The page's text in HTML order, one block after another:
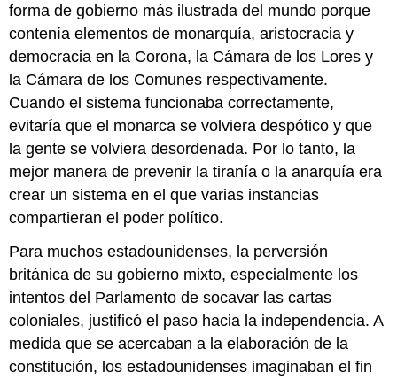
forma de gobierno más ilustrada del mundo porque
contenía elementos de monarquía, aristocracia y
democracia en la Corona, la Cámara de los Lores y
la Cámara de los Comunes respectivamente.
Cuando el sistema funcionaba correctamente,
evitaría que el monarca se volviera despótico y que
la gente se volviera desordenada. Por lo tanto, la
mejor manera de prevenir la tiranía o la anarquía era
crear un sistema en el que varias instancias
compartieran el poder político.
Para muchos estadounidenses, la perversión
británica de su gobierno mixto, especialmente los
intentos del Parlamento de socavar las cartas
coloniales, justificó el paso hacia la independencia. A
medida que se acercaban a la elaboración de la
constitución, los estadounidenses imaginaban el fin